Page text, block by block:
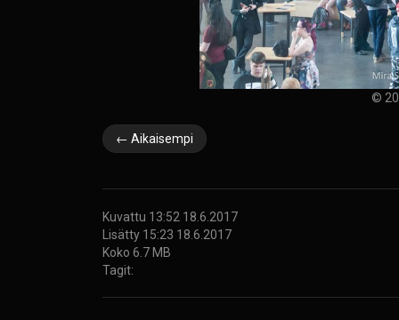
©
← Aikaisempi
Kuvattu 13:52 18.6.2017
Lisätty 15:23 18.6.2017
Koko 6.7 MB
Tagit: